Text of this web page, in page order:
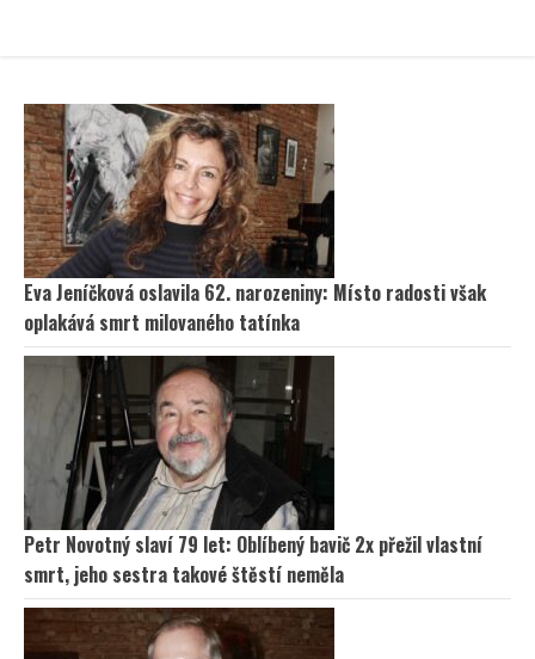
Eva Jeníčková oslavila 62. narozeniny: Místo radosti však
oplakává smrt milovaného tatínka
Petr Novotný slaví 79 let: Oblíbený bavič 2x přežil vlastní
smrt, jeho sestra takové štěstí neměla